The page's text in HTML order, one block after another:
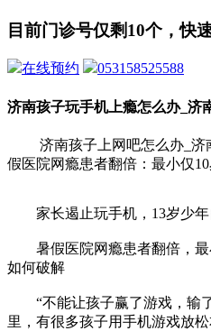
目前门诊号仅剩10个，快
在线预约 053158525588
济南孩子玩手机上瘾怎么办_济
济南孩子上网吧怎么办_济
假医院网瘾患者翻倍：最小仅
家长遏止玩手机，13岁少年
暑假医院网瘾患者翻倍，最
如何破解
“不能让孩子赢了游戏，输了
里，有很多孩子用手机游戏放